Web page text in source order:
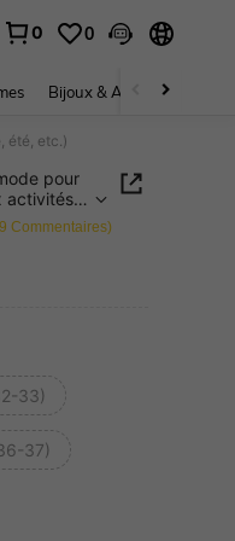
0 0
Bijoux & Accessoires pour
été, etc.)
pour
activités
Commentaires)
33)
37)